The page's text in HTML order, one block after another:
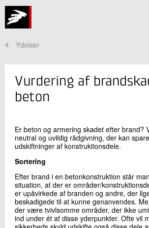
Ydelser
Jeg er din kontaktperson
Henrik Erndahl Sørensen
Faglig leder, ph.d.
Beton
Vurdering af
beton
Er beton og armering skadet efter brand?
neutral og uvildig rådgivning, der kan
udskiftninger af konstruktionsdele.
Sortering
Efter brand i en betonkonstruktion står
situation, at der er områder/
er upåvirkede af branden og andre, der
beskadigede til at kunne genanvendes.
der være tvivlsomme områder, der ikke
ind under ét af disse yderpunkter. Ofte vil